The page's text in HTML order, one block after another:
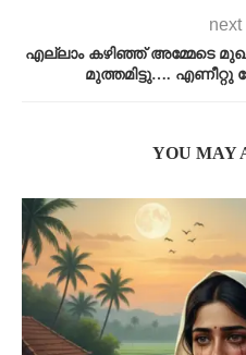
എല്ലാം കഴിഞ്ഞ് അമ്മേടെ
മുത്തമിട്ടു…. എണീറ്റു
YOU MAY